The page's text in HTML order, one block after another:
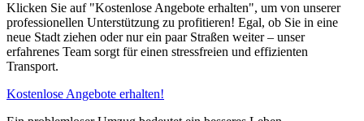
Klicken Sie auf "Kostenlose Angebote erhalten", um von unserer
professionellen Unterstützung zu profitieren! Egal, ob Sie in eine
neue Stadt ziehen oder nur ein paar Straßen weiter – unser
erfahrenes Team sorgt für einen stressfreien und effizienten
Transport.
Kostenlose Angebote erhalten!